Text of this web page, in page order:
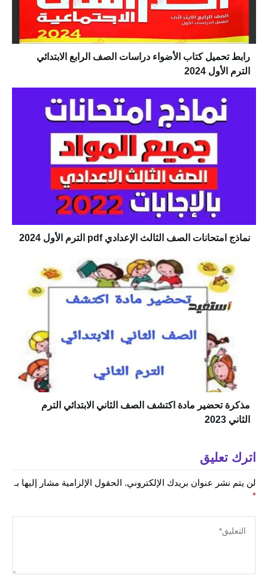
رابط تحميل كتاب الأضواء دراسات الصف الرابع الابتدائي
الترم الأول 2024
نماذج امتحانات الصف الثالث الإعدادي pdf الترم الأول 2024
مذكرة تحضير مادة اكتشف الصف الثاني الابتدائي الترم
الثاني 2023
اترك تعليق
لن يتم نشر عنوان بريدك الإلكتروني. الحقول الإلزامية مشار إليها بـ
*